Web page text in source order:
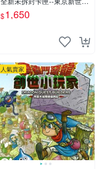
深淵行動 (日版)
$1,650
人氣賣家